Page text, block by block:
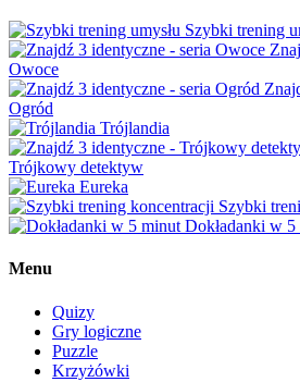
Szybki trening
Owoce
Ogród
Trójlandia
Trójkowy detektyw
Eureka
Szybki
Dokładanki w
Menu
Quizy
Gry logiczne
Puzzle
Krzyżówki